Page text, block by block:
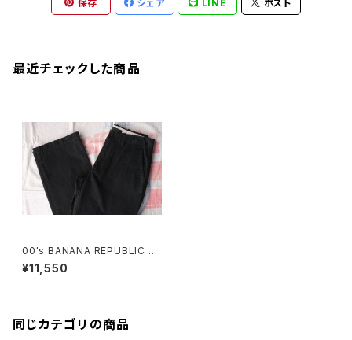
保存 シェア LINE ポスト
最近チェックした商品
00's BANANA REPUBLIC bl
ack duck-canvas no-tuck
Pants
¥11,550
同じカテゴリの商品